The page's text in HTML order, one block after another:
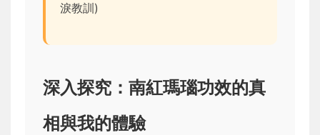
淚教訓)
深入探究：南紅瑪瑙功效的真
相與我的體驗